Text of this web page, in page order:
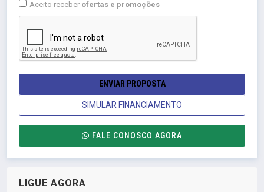
Aceito receber ofertas e promoções
ENVIAR PROPOSTA
SIMULAR FINANCIAMENTO
FALE CONOSCO AGORA
LIGUE AGORA